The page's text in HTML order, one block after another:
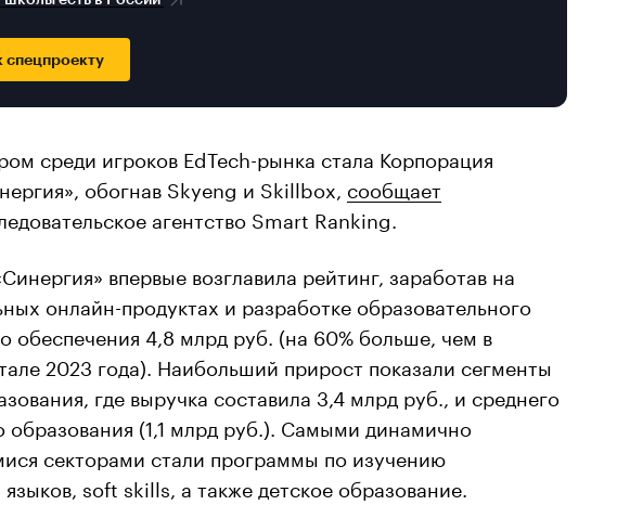
спецпроекту
среди игроков EdTech-рынка стала Корпорация
обогнав Skyeng и Skillbox, сообщает
агентство Smart Ranking.
впервые возглавила рейтинг, заработав на
онлайн-продуктах и разработке образовательного
обеспечения 4,8 млрд руб. (на 60% больше, чем в
2023 года). Наибольший прирост показали сегменты
где выручка составила 3,4 млрд руб., и среднего
образования (1,1 млрд руб.). Самыми динамично
секторами стали программы по изучению
soft skills, а также детское образование.